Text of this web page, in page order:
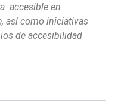
accesible en
así como iniciativas
de accesibilidad